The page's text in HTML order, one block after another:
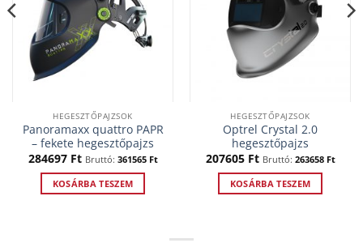
HEGESZTŐPAJZSOK
Panoramaxx quattro PAPR
– fekete hegesztőpajzs
284697 Ft Bruttó: 361565 Ft
KOSÁRBA TESZEM
HEGESZTŐPAJZSOK
Optrel Crystal 2.0
hegesztőpajzs
207605 Ft Bruttó: 263658 Ft
KOSÁRBA TESZEM